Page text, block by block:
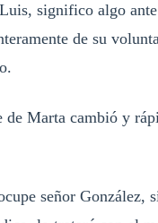
significo algo
de su
de Marta cambió y
señor González,